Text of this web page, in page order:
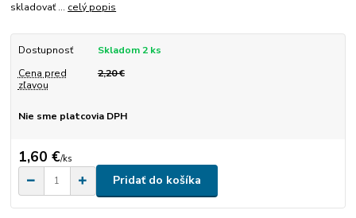
skladovať ... celý popis
Dostupnosť
Skladom 2 ks
Cena pred
zľavou
2,20 €
Nie sme platcovia DPH
1,60 €/ks
Pridať do košíka